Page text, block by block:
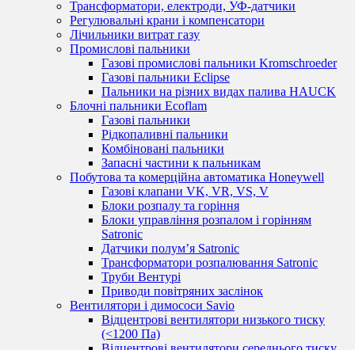
Трансформатори, електроди, УФ-датчики
Регулювальні крани і компенсатори
Лічильники витрат газу
Промислові пальники
Газові промислові пальники Kromschroeder
Газові пальники Eclipse
Пальники на різних видах палива HAUCK
Блочні пальники Ecoflam
Газові пальники
Рідкопаливні пальники
Комбіновані пальники
Запасні частини к пальникам
Побутова та комерційна автоматика Honeywell
Газові клапани VK, VR, VS, V
Блоки розпалу та горіння
Блоки управління розпалом і горінням
Satronic
Датчики полум’я Satronic
Трансформатори розпалювання Satronic
Труби Вентурі
Приводи повітряних заслінок
Вентилятори і димососи Savio
Відцентрові вентилятори низького тиску
(<1200 Па)